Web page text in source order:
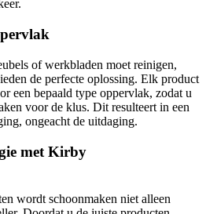
of werkbladen moet reinigen,
de perfecte oplossing. Elk product
een bepaald type oppervlak, zodat u
voor de klus. Dit resulteert in een
ongeacht de uitdaging.
met Kirby
wordt schoonmaken niet alleen